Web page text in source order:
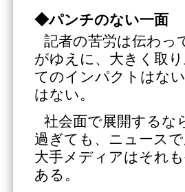
◆パンチのない一面
記者の苦労は伝わっ
がゆえに、大きく取
てのインパクトはな
はない。
社会面で展開するな
過ぎても、ニュース
大手メディアはそれ
ある。